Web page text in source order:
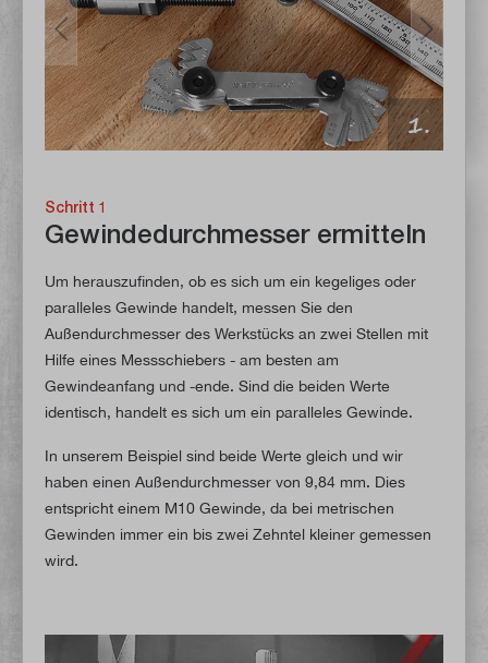
Schritt 1
Gewindedurchmesser ermitteln
Um herauszufinden, ob es sich um ein kegeliges oder
paralleles Gewinde handelt, messen Sie den
Außendurchmesser des Werkstücks an zwei Stellen mit
Hilfe eines Messschiebers - am besten am
Gewindeanfang und -ende. Sind die beiden Werte
identisch, handelt es sich um ein paralleles Gewinde.
In unserem Beispiel sind beide Werte gleich und wir
haben einen Außendurchmesser von 9,84 mm. Dies
entspricht einem M10 Gewinde, da bei metrischen
Gewinden immer ein bis zwei Zehntel kleiner gemessen
wird.